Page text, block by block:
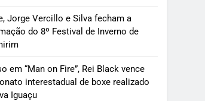
Jorge Vercillo e Silva fecham a
do 8º Festival de Inverno de
em “Man on Fire”, Rei Black vence
interestadual de boxe realizado
Iguaçu